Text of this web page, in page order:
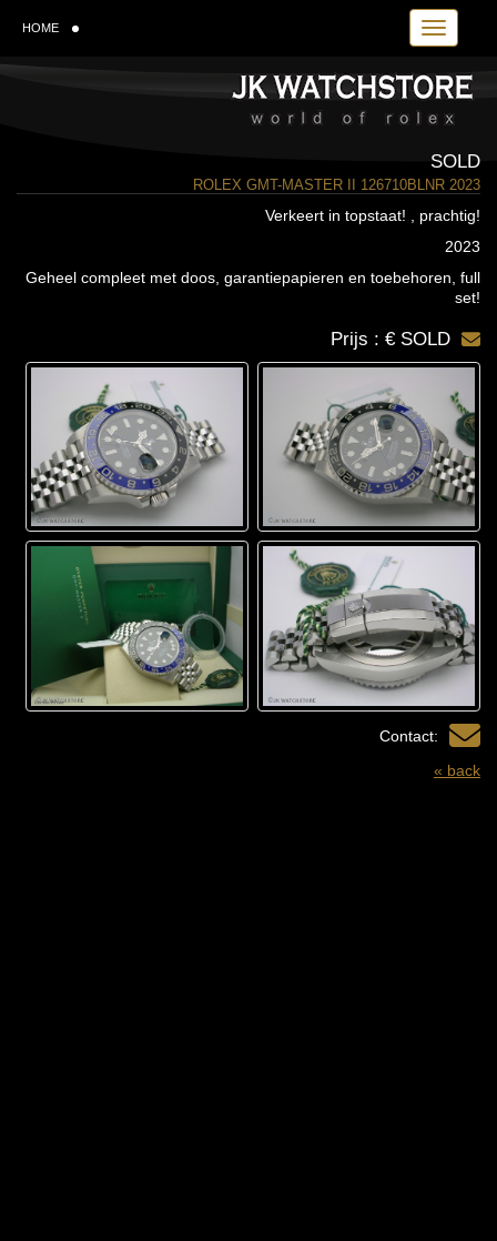
Toggle
HOME
SOLD
ROLEX GMT-MASTER II 126710BLNR 2023
Verkeert in topstaat! , prachtig!
2023
Geheel compleet met doos, garantiepapieren en toebehoren, full
set!
Prijs : € SOLD
Contact:
« back